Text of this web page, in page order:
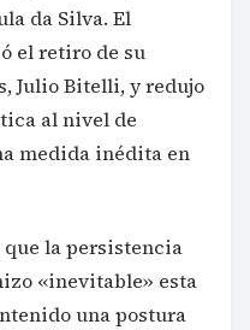
da Silva. El
el retiro de su
Julio Bitelli, y redujo
al nivel de
medida inédita en
la persistencia
«inevitable» esta
una postura